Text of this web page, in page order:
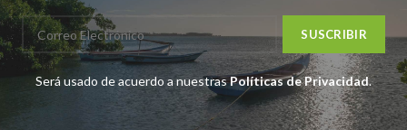
Será usado de acuerdo a nuestrasPolíticas de Privacidad.